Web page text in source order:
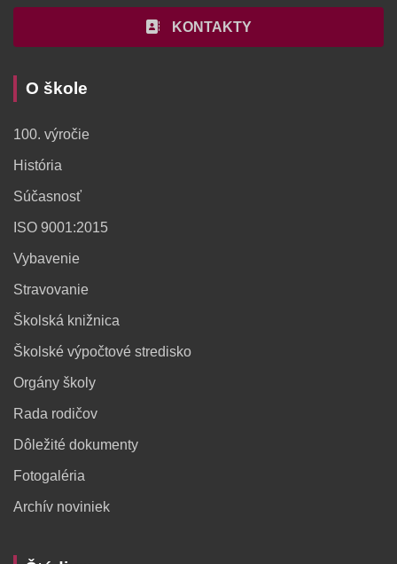
KONTAKTY
O škole
100. výročie
História
Súčasnosť
ISO 9001:2015
Vybavenie
Stravovanie
Školská knižnica
Školské výpočtové stredisko
Orgány školy
Rada rodičov
Dôležité dokumenty
Fotogaléria
Archív noviniek